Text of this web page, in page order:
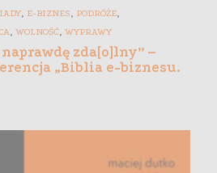
, E-BIZNES PODRÓŻE
WOLNOŚĆ WYPRAWY
zda[o]lny” –
„Biblia e-biznesu.